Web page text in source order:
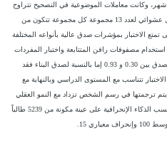
وكانت معاملات الموضوعية في التصحيح تتراوح
بين 0.82 و 0.96 لستة رسومات أختيرت بشكل عشوائي لعدد 13 مجموعة كل مجموعة تتكون من
الاختبار بمؤشرات صدق عالية بأنواعه المختلفة
مصفوفات رافن المتتابعة واختبار المفردات
الصورية كمحكات خاصة وتراوحت معاملات الصدق بين 0.30 و 0.93 إما بالنسبة لصدق البناء فقد
تتناسب مع المستوى الدراسي وبالنهاية مع
ترجمتها في رسم الشخص تزداد مع النمو العقلي
مما يدل على صدق الاختبار. كما تم عمل معايير نسب الذكاء الإنحرافية على عينة مكونة من 5239 طالباً
15.